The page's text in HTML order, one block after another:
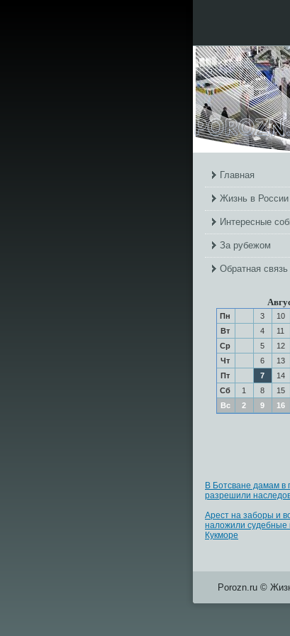
Главная
Жизнь в России
Интересные
За рубежом
Обратная связь
Пн 3 10
Вт
4 11
Ср
5 12
Чт
6 13
Пт
7 14
Сб
1 8 15
Вс
2 9 16
В Ботсване дамам в
разрешили
Арест на заборы и
наложили судебные
Кукморе
Porozn.ru ©